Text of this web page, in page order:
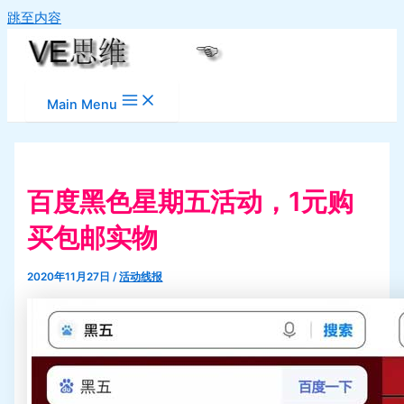
跳至内容
Main Menu
百度黑色星期五活动，1元购
买包邮实物
2020年11月27日/活动线报